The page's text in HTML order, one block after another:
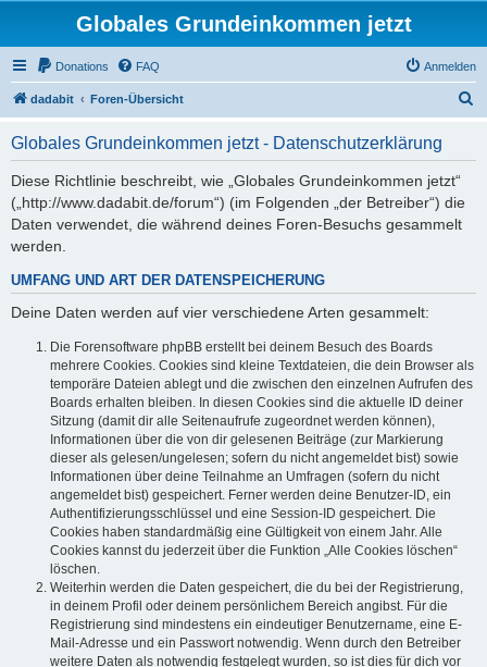
Globales Grundeinkommen jetzt
Donations FAQ Anmelden
dadabit Foren-Übersicht
Globales Grundeinkommen jetzt - Datenschutzerklärung
Diese Richtlinie beschreibt, wie „Globales Grundeinkommen jetzt“
(„http://www.dadabit.de/forum“) (im Folgenden „der Betreiber“) die
Daten verwendet, die während deines Foren-Besuchs gesammelt
werden.
UMFANG UND ART DER DATENSPEICHERUNG
Deine Daten werden auf vier verschiedene Arten gesammelt:
Die Forensoftware phpBB erstellt bei deinem Besuch des Boards
mehrere Cookies. Cookies sind kleine Textdateien, die dein Browser als
temporäre Dateien ablegt und die zwischen den einzelnen Aufrufen des
Boards erhalten bleiben. In diesen Cookies sind die aktuelle ID deiner
Sitzung (damit dir alle Seitenaufrufe zugeordnet werden können),
Informationen über die von dir gelesenen Beiträge (zur Markierung
dieser als gelesen/ungelesen; sofern du nicht angemeldet bist) sowie
Informationen über deine Teilnahme an Umfragen (sofern du nicht
angemeldet bist) gespeichert. Ferner werden deine Benutzer-ID, ein
Authentifizierungsschlüssel und eine Session-ID gespeichert. Die
Cookies haben standardmäßig eine Gültigkeit von einem Jahr. Alle
Cookies kannst du jederzeit über die Funktion „Alle Cookies löschen“
löschen.
Weiterhin werden die Daten gespeichert, die du bei der Registrierung,
in deinem Profil oder deinem persönlichem Bereich angibst. Für die
Registrierung sind mindestens ein eindeutiger Benutzername, eine E-
Mail-Adresse und ein Passwort notwendig. Wenn durch den Betreiber
weitere Daten als notwendig festgelegt wurden, so ist dies für dich vor